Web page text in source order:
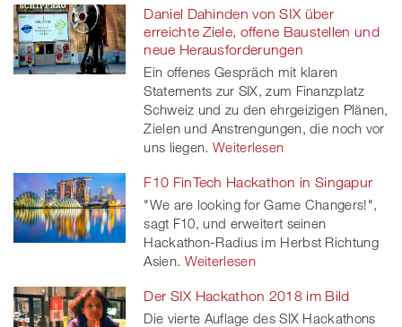
Daniel Dahinden von SIX über
erreichte Ziele, offene Baustellen und
neue Herausforderungen
Ein offenes Gespräch mit klaren
Statements zur SIX, zum Finanzplatz
Schweiz und zu den ehrgeizigen Plänen,
Zielen und Anstrengungen, die noch vor
uns liegen. Weiterlesen
F10 FinTech Hackathon in Singapur
"We are looking for Game Changers!",
sagt F10, und erweitert seinen
Hackathon-Radius im Herbst Richtung
Asien. Weiterlesen
Der SIX Hackathon 2018 im Bild
Die vierte Auflage des SIX Hackathons